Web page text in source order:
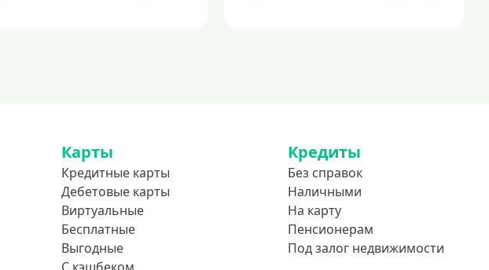
Карты
Кредитные карты
Дебетовые карты
Виртуальные
Бесплатные
Выгодные
Кредиты
Без справок
Наличными
На карту
Пенсионерам
Под залог недвижимости